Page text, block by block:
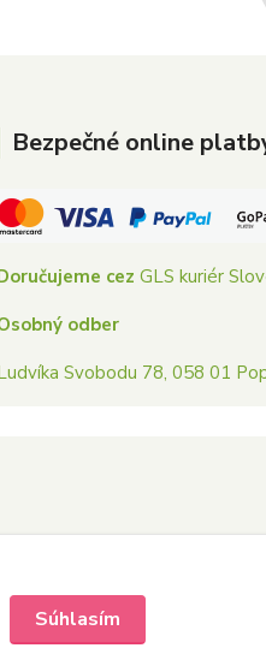
Bezpečné online
cez GLS kuriér
odber
Svobodu 78, 058 01
Súhlasím